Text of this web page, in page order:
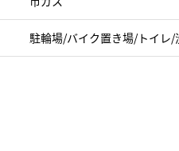
駐輪場/バイク置き場/トイレ